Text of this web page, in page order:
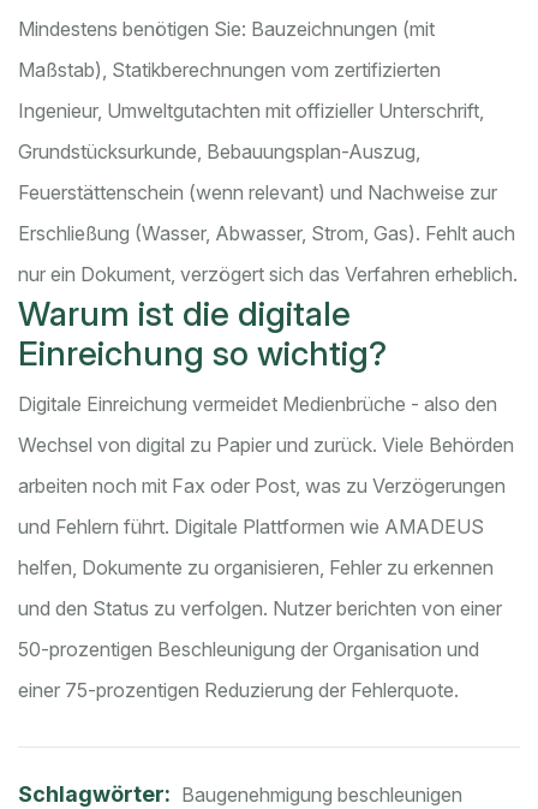
Mindestens benötigen Sie: Bauzeichnungen (mit
Maßstab), Statikberechnungen vom zertifizierten
Ingenieur, Umweltgutachten mit offizieller Unterschrift,
Grundstücksurkunde, Bebauungsplan-Auszug,
Feuerstättenschein (wenn relevant) und Nachweise zur
Erschließung (Wasser, Abwasser, Strom, Gas). Fehlt auch
nur ein Dokument, verzögert sich das Verfahren erheblich.
Warum ist die digitale
Einreichung so wichtig?
Digitale Einreichung vermeidet Medienbrüche - also den
Wechsel von digital zu Papier und zurück. Viele Behörden
arbeiten noch mit Fax oder Post, was zu Verzögerungen
und Fehlern führt. Digitale Plattformen wie AMADEUS
helfen, Dokumente zu organisieren, Fehler zu erkennen
und den Status zu verfolgen. Nutzer berichten von einer
50-prozentigen Beschleunigung der Organisation und
einer 75-prozentigen Reduzierung der Fehlerquote.
Schlagwörter: Baugenehmigung beschleunigen